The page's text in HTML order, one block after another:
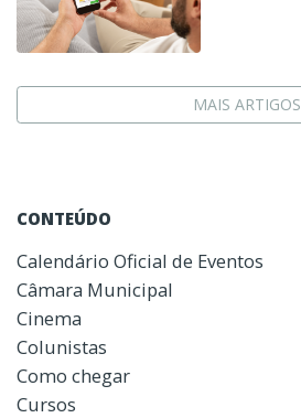
MAIS ARTIGOS
CONTEÚDO
Calendário Oficial de Eventos
Câmara Municipal
Cinema
Colunistas
Como chegar
Cursos